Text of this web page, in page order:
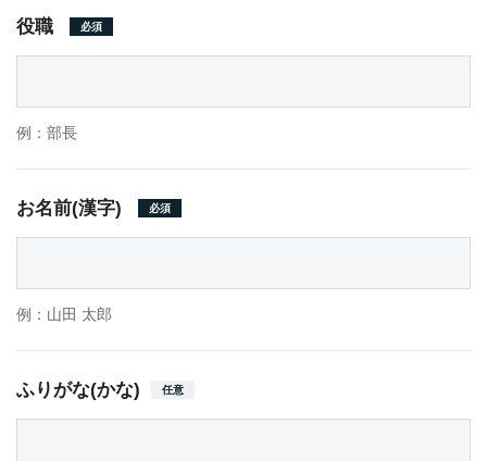
役職 必須
例：部長
お名前(漢字) 必須
例：山田 太郎
ふりがな(かな) 任意